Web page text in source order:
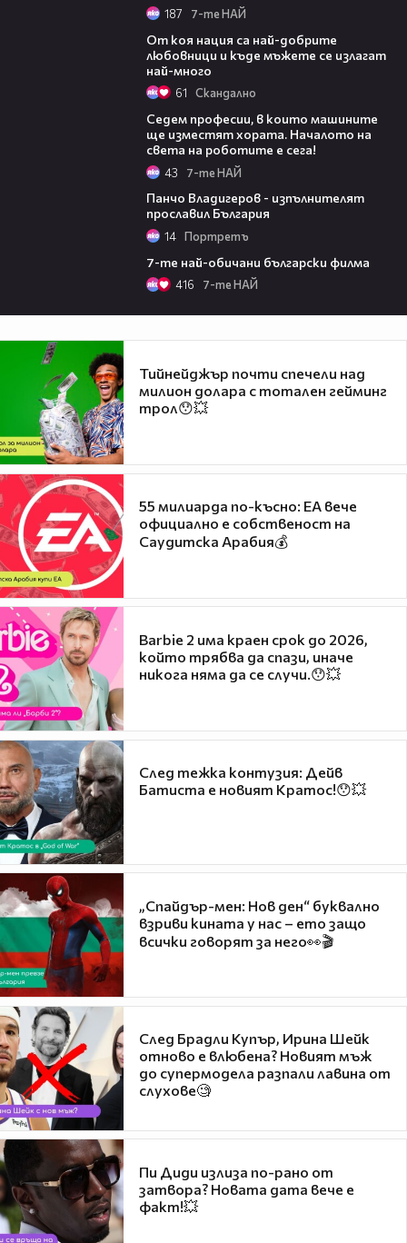
187 7-те НАЙ
От коя нация са най-добрите
любовници и къде мъжете се излагат
най-много
61 Скандално
Седем професии, в които машините
ще изместят хората. Началото на
света на роботите е сега!
43 7-те НАЙ
Панчо Владигеров - изпълнителят
прославил България
14 Портретъ
7-те най-обичани български филма
416 7-те НАЙ
Тийнейджър почти спечели над
милион долара с тотален гейминг
трол😯💥
55 милиарда по-късно: EA вече
официално е собственост на
Саудитска Арабия💰
Barbie 2 има краен срок до 2026,
който трябва да спази, иначе
никога няма да се случи.😯💥
След тежка контузия: Дейв
Батиста е новият Кратос!😯💥
„Спайдър-мен: Нов ден“ буквално
взриви кината у нас – ето защо
всички говорят за него👀🎬
След Брадли Купър, Ирина Шейк
отново е влюбена? Новият мъж
до супермодела разпали лавина от
слухове🧐
Пи Диди излиза по-рано от
затвора? Новата дата вече е
факт!💥